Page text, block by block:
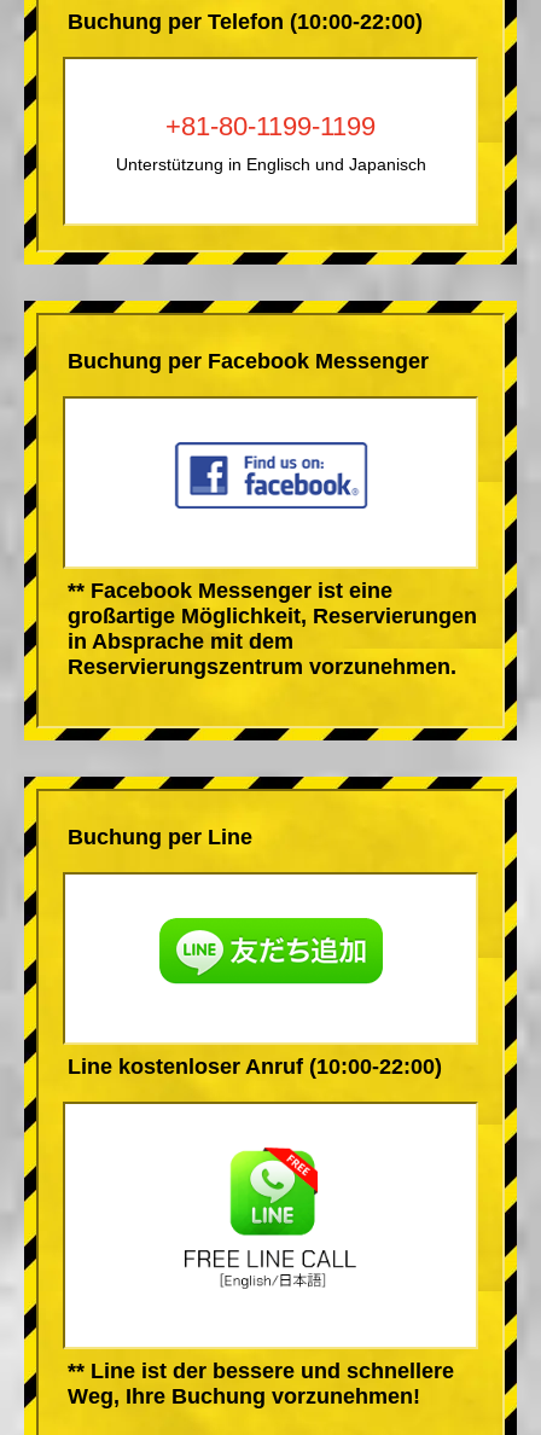
Buchung per Telefon (10:00-22:00)
+81-80-1199-1199
Unterstützung in Englisch und Japanisch
Buchung per Facebook Messenger
** Facebook Messenger ist eine
großartige Möglichkeit, Reservierungen
in Absprache mit dem
Reservierungszentrum vorzunehmen.
Buchung per Line
Line kostenloser Anruf (10:00-22:00)
** Line ist der bessere und schnellere
Weg, Ihre Buchung vorzunehmen!